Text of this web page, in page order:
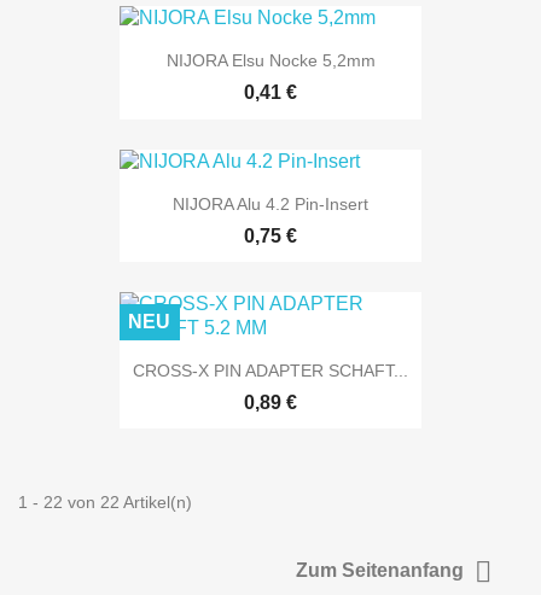
NIJORA Elsu Nocke 5,2mm
0,41 €
NIJORA Alu 4.2 Pin-Insert
0,75 €
CROSS-X PIN ADAPTER SCHAFT...
0,89 €
NEU
1 - 22 von 22 Artikel(n)
Zum Seitenanfang 